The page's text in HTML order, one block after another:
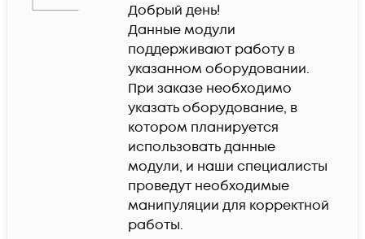
Добрый день!
Данные модули
поддерживают работу в
указанном оборудовании.
При заказе необходимо
указать оборудование, в
котором планируется
использовать данные
модули, и наши специалисты
проведут необходимые
манипуляции для корректной
работы.